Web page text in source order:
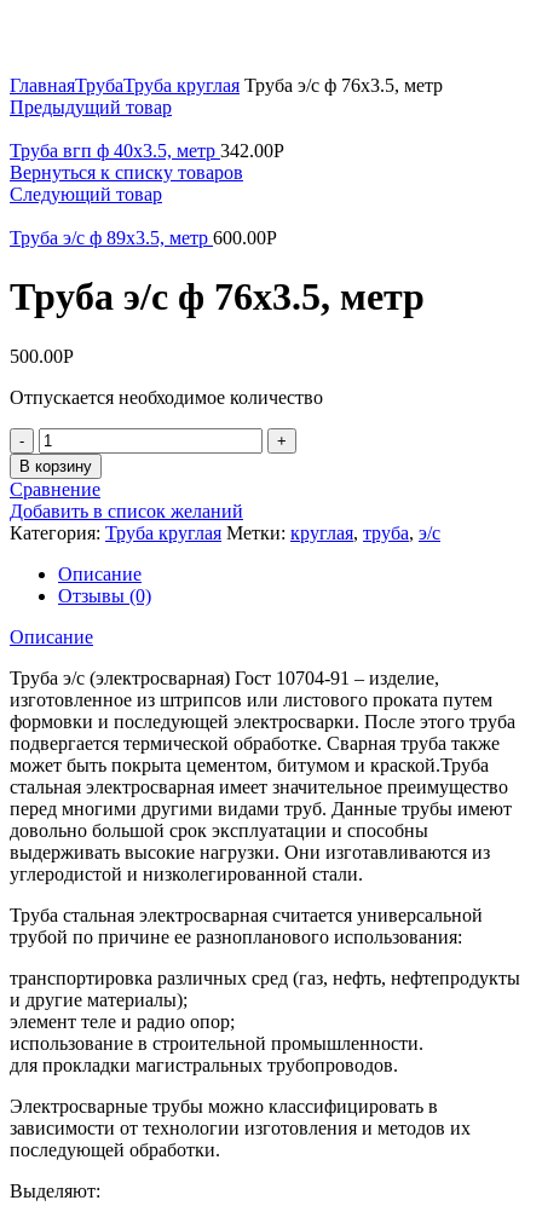
ГлавнаяТрубаТруба круглая Труба э/c ф 76х3.5, метр
Предыдущий товар
Труба вгп ф 40х3.5, метр 342.00Р
Вернуться к списку товаров
Следующий товар
Труба э/c ф 89х3.5, метр 600.00Р
Труба э/c ф 76х3.5, метр
500.00Р
Отпускается необходимое количество
Количество
В корзину
Сравнение
Добавить в список желаний
Категория: Труба круглая Метки: круглая, труба, э/с
Описание
Отзывы (0)
Описание
Труба э/с (электросварная) Гост 10704-91 – изделие,
изготовленное из штрипсов или листового проката путем
формовки и последующей электросварки. После этого труба
подвергается термической обработке. Сварная труба также
может быть покрыта цементом, битумом и краской.Труба
стальная электросварная имеет значительное преимущество
перед многими другими видами труб. Данные трубы имеют
довольно большой срок эксплуатации и способны
выдерживать высокие нагрузки. Они изготавливаются из
углеродистой и низколегированной стали.
Труба стальная электросварная считается универсальной
трубой по причине ее разнопланового использования:
транспортировка различных сред (газ, нефть, нефтепродукты
и другие материалы);
элемент теле и радио опор;
использование в строительной промышленности.
для прокладки магистральных трубопроводов.
Электросварные трубы можно классифицировать в
зависимости от технологии изготовления и методов их
последующей обработки.
Выделяют: